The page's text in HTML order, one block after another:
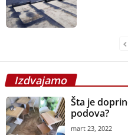
Izdvajamo
Šta je
podova?
mart 23, 2022